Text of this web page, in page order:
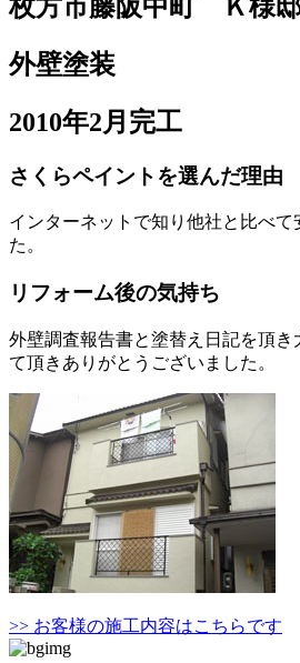
枚方市藤阪中町 Ｋ様
外壁塗装
2010年2月完工
さくらペイントを選んだ理由
インターネットで知り他社と比べて
た。
リフォーム後の気持ち
外壁調査報告書と塗替え日記を頂き
て頂きありがとうございました。
>> お客様の施工内容はこちらです